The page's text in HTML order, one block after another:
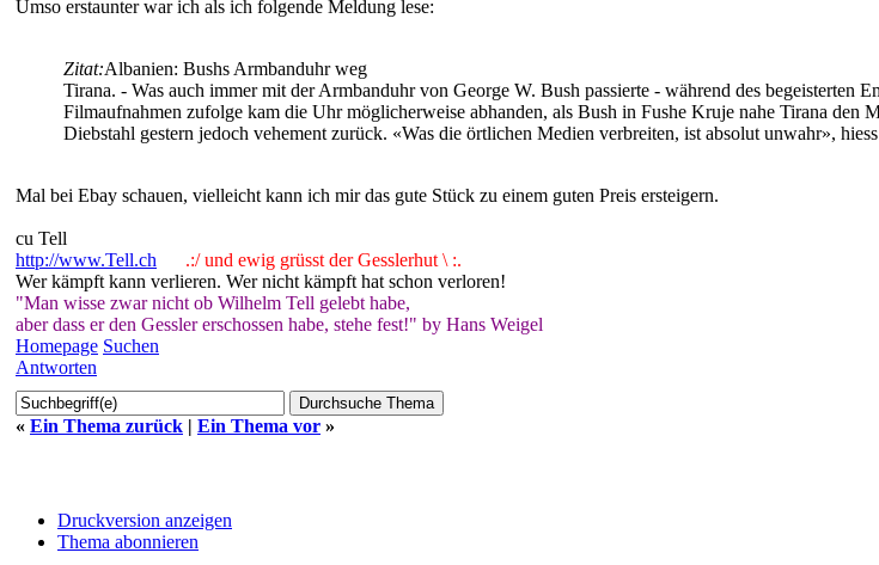
Umso erstaunter war ich als ich folgende Meldung lese:
Zitat:Albanien: Bushs Armbanduhr weg
Tirana. - Was auch immer mit der Armbanduhr von George W. Bush passierte - während des begeisterten
Filmaufnahmen zufolge kam die Uhr möglicherweise abhanden, als Bush in Fushe Kruje nahe Tirana
Diebstahl gestern jedoch vehement zurück. «Was die örtlichen Medien verbreiten, ist absolut unwahr»,
Mal bei Ebay schauen, vielleicht kann ich mir das gute Stück zu einem guten Preis ersteigern.
cu Tell
http://www.Tell.ch
.:/ und ewig grüsst der Gesslerhut \ :.
Wer kämpft kann verlieren. Wer nicht kämpft hat schon verloren!
"Man wisse zwar nicht ob Wilhelm Tell gelebt habe,
aber dass er den Gessler erschossen habe, stehe fest!" by Hans Weigel
Homepage Suchen
Antworten
« Ein Thema zurück | Ein Thema vor »
Druckversion anzeigen
Thema abonnieren